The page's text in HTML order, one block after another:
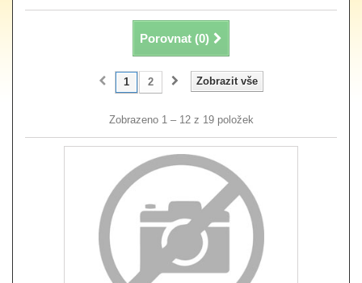
Porovnat (0)
Zobrazit vše
1 2
Zobrazeno 1 – 12 z 19 položek